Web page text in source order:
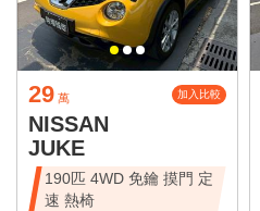
29 萬 加入比較
NISSAN
JUKE
190匹 4WD 免鑰 摸門 定
速 熱椅